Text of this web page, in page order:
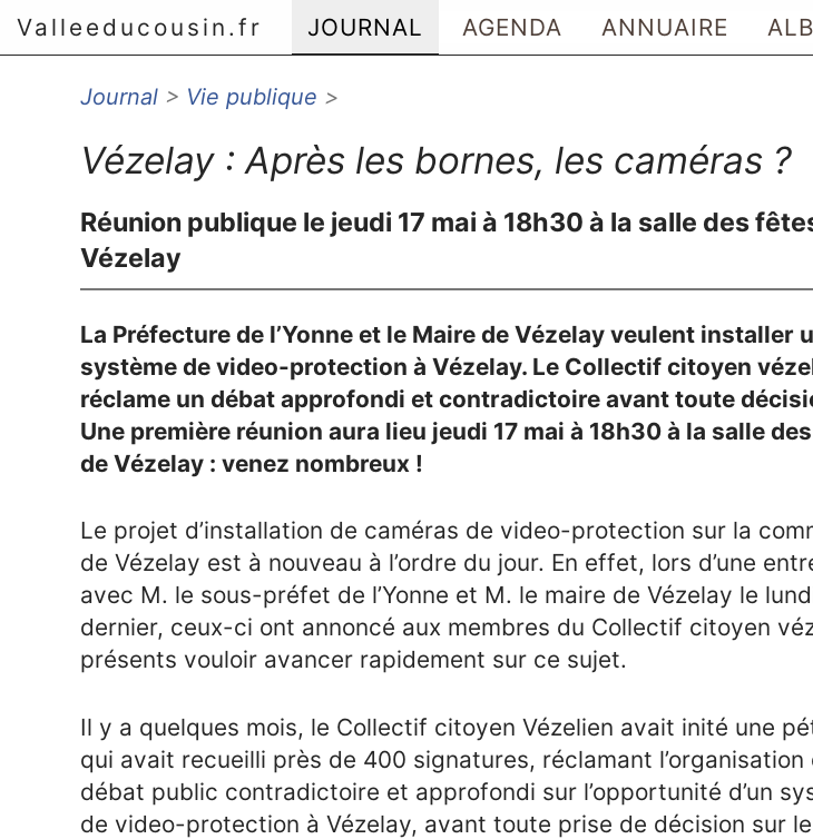
Valleeducousin.fr JOURNAL AGENDA ANNUAIRE
Aller au menu principal
Aller au menu secondaire
Journal > Vie publique >
Vézelay : Après les bornes, les caméras ?
Réunion publique le jeudi 17 mai à 18h30 à la salle des
Vézelay
La Préfecture de l’Yonne et le Maire de Vézelay veulent installer
système de video-protection à Vézelay. Le Collectif citoyen
réclame un débat approfondi et contradictoire avant toute
Une première réunion aura lieu jeudi 17 mai à 18h30 à la salle
de Vézelay : venez nombreux !
Le projet d’installation de caméras de video-protection sur la
de Vézelay est à nouveau à l’ordre du jour. En effet, lors d’une
avec M. le sous-préfet de l’Yonne et M. le maire de Vézelay le
dernier, ceux-ci ont annoncé aux membres du Collectif citoyen
présents vouloir avancer rapidement sur ce sujet.
Il y a quelques mois, le Collectif citoyen Vézelien avait inité une
qui avait recueilli près de 400 signatures, réclamant l’organisation
débat public contradictoire et approfondi sur l’opportunité d’un
de video-protection à Vézelay, avant toute prise de décision sur